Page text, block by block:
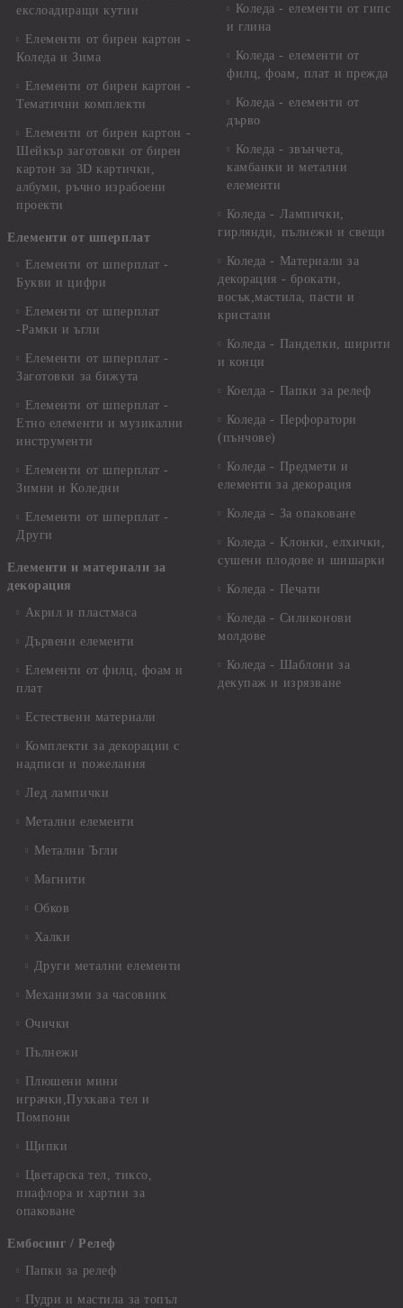
екслоадиращи кутии
Елементи от бирен картон -
Коледа и Зима
Елементи от бирен картон -
Тематични комплекти
Елементи от бирен картон -
Шейкър заготовки от бирен
картон за 3D картички,
албуми, ръчно израбоени
проекти
Елементи от шперплат
Елементи от шперплат -
Букви и цифри
Елементи от шперплат
-Рамки и ъгли
Елементи от шперплат -
Заготовки за бижута
Елементи от шперплат -
Етно елементи и музикални
инструменти
Елементи от шперплат -
Зимни и Коледни
Елементи от шперплат -
Други
Елементи и материали за
декорация
Акрил и пластмаса
Дървени елементи
Елементи от филц, фоам и
плат
Естествени материали
Комплекти за декорации с
надписи и пожелания
Лед лампички
Метални елементи
Метални Ъгли
Магнити
Обков
Халки
Други метални елементи
Механизми за часовник
Очички
Пълнежи
Плюшени мини
играчки,Пухкава тел и
Помпони
Щипки
Цветарска тел, тиксо,
пиафлора и хартии за
опаковане
Ембосинг / Релеф
Папки за релеф
Пудри и мастила за топъл
Коледа - елементи от гипс
и глина
Коледа - елементи от
филц, фоам, плат и прежда
Коледа - елементи от
дърво
Коледа - звънчета,
камбанки и метални
елементи
Коледа - Лампички,
гирлянди, пълнежи и свещи
Коледа - Материали за
декорация - брокати,
восък,мастила, пасти и
кристали
Коледа - Панделки, ширити
и конци
Коелда - Папки за релеф
Коледа - Перфоратори
(пънчове)
Коледа - Предмети и
елементи за декорация
Коледа - За опаковане
Коледа - Kлонки, елхички,
сушени плодове и шишарки
Коледа - Печати
Коледа - Силиконови
молдове
Коледа - Шаблони за
декупаж и изрязване